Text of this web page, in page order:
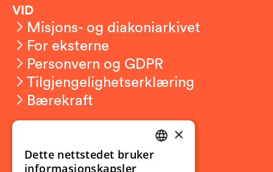
VID
Misjons- og diakoniarkivet
For eksterne
Personvern og GDPR
Tilgjengelighetserklæring
Bærekraft
Ny student
NORWEGIAN
×
Dette nettstedet bruker
informasjonskapsler